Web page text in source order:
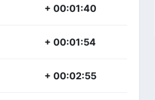
+ 00:01:40
+ 00:01:54
+ 00:02:55